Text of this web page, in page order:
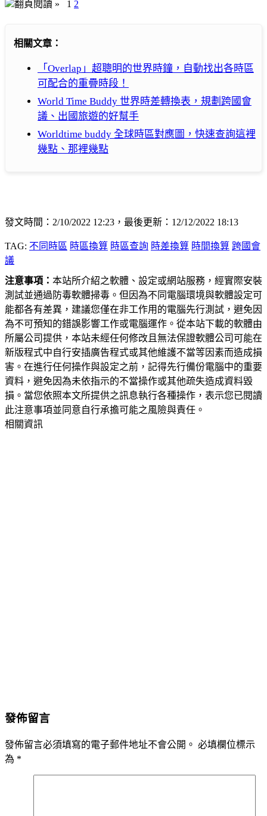
翻頁閱讀 » 1 2
相關文章：
「Overlap」超聰明的世界時鐘，自動找出各時區
可配合的重疊時段！
World Time Buddy 世界時差轉換表，規劃跨國會
議、出國旅遊的好幫手
Worldtime buddy 全球時區對應圖，快速查詢這裡
幾點、那裡幾點
發文時間：2/10/2022 12:23，最後更新：12/12/2022 18:13
TAG: 不同時區 時區換算 時區查詢 時差換算 時間換算 跨國會
議
注意事項： 本站所介紹之軟體、設定或網站服務，經實際安裝
測試並通過防毒軟體掃毒。但因為不同電腦環境與軟體設定可
能都各有差異，建議您僅在非工作用的電腦先行測試，避免因
為不可預知的錯誤影響工作或電腦運作。從本站下載的軟體由
所屬公司提供，本站未經任何修改且無法保證軟體公司可能在
新版程式中自行安插廣告程式或其他維護不當等因素而造成損
害。在進行任何操作與設定之前，記得先行備份電腦中的重要
資料，避免因為未依指示的不當操作或其他疏失造成資料毀
損。當您依照本文所提供之訊息執行各種操作，表示您已閱讀
此注意事項並同意自行承擔可能之風險與責任。
相關資訊
發佈留言
發佈留言必須填寫的電子郵件地址不會公開。 必填欄位標示
為 *